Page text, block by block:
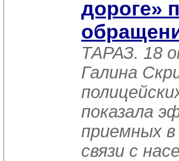
дороге»
ТАРАЗ. 18
Галина
показала
приемных
связи с